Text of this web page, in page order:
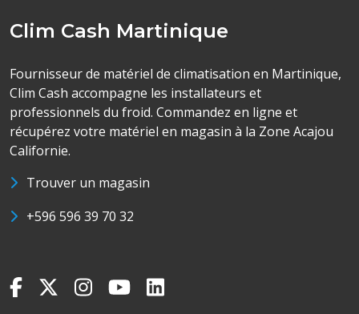
Clim Cash Martinique
Fournisseur de matériel de climatisation en Martinique,
Clim Cash accompagne les installateurs et
professionnels du froid. Commandez en ligne et
récupérez votre matériel en magasin à la Zone Acajou
Californie.
Trouver un magasin
+596 596 39 70 32